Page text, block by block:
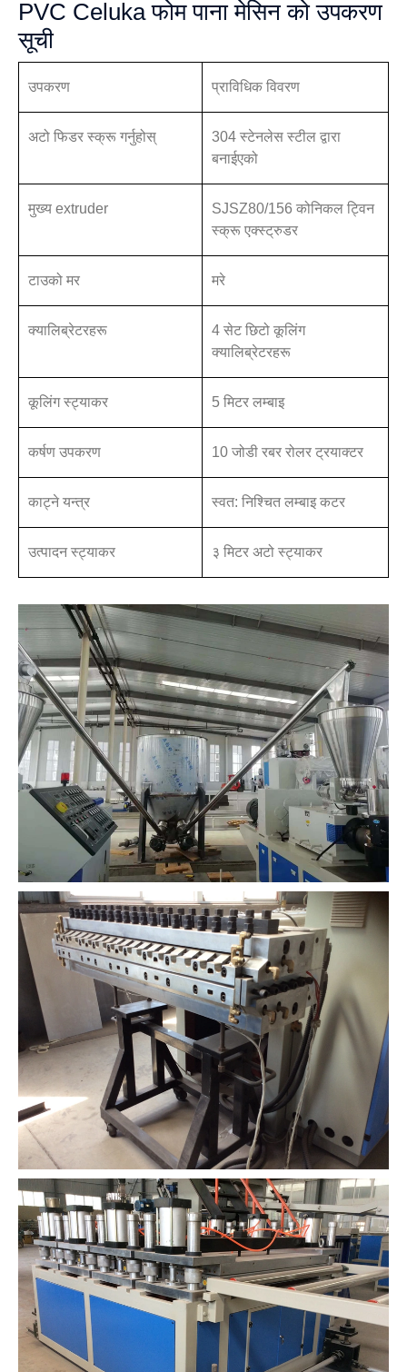
PVC Celuka फोम पाना मेसिन को उपकरण
सूची
उपकरण प्राविधिक विवरण
अटो फिडर स्क्रू गर्नुहोस्
304 स्टेनलेस स्टील द्वारा
बनाईएको
मुख्य extruder
SJSZ80/156 कोनिकल ट्विन
स्क्रू एक्स्ट्रुडर
टाउको मर मरे
क्यालिब्रेटरहरू
4 सेट छिटो कूलिंग
क्यालिब्रेटरहरू
कूलिंग स्ट्याकर 5 मिटर लम्बाइ
कर्षण उपकरण 10 जोडी रबर रोलर ट्रयाक्टर
काट्ने यन्त्र स्वत: निश्चित लम्बाइ कटर
उत्पादन स्ट्याकर ३ मिटर अटो स्ट्याकर